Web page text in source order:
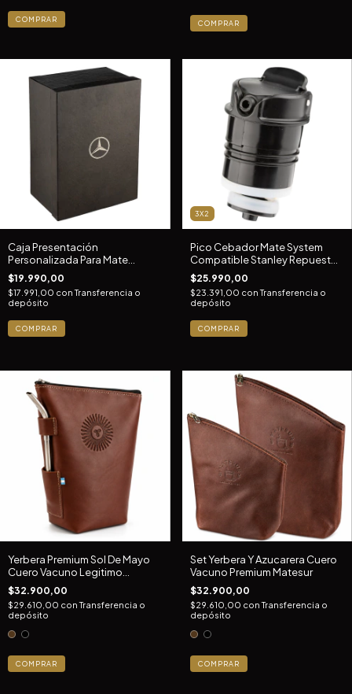
COMPRAR COMPRAR
Caja Presentación
Personalizada Para Mate
Regalo Empresarial
$19.990,00
$17.991,00 con Transferencia o
depósito
3X2
Pico Cebador Mate System
Compatible Stanley Repuesto
P/termo
$25.990,00
$23.391,00 conTransferencia o
depósito
COMPRAR
Yerbera Premium Sol De Mayo
Cuero Vacuno Legitimo
Matesur 500gr + Portabombilla
Marrón Oscuro
$32.900,00
$29.610,00 con Transferencia o
depósito
COMPRAR
Set Yerbera Y Azucarera Cuero
Vacuno Premium Matesur
$32.900,00
$29.610,00 conTransferencia o
depósito
COMPRAR